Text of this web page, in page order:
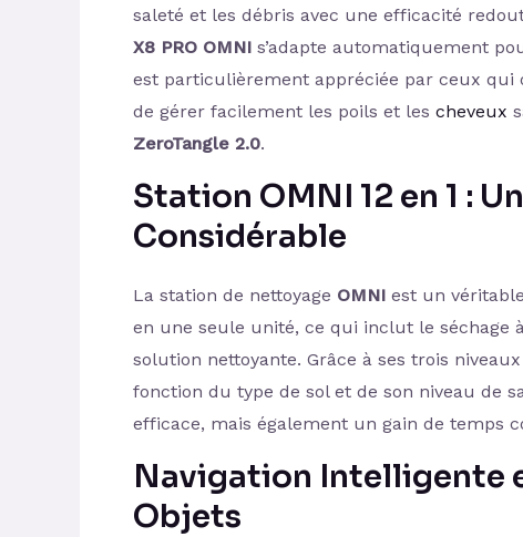
saleté et les débris avec une efficacité
X8 PRO OMNI s’adapte automatiquement
est particulièrement appréciée par ceux
de gérer facilement les poils et les cheveux
ZeroTangle 2.0.
Station OMNI 12 en 1 :
Considérable
La station de nettoyage OMNI est un
en une seule unité, ce qui inclut le séchage
solution nettoyante. Grâce à ses trois
fonction du type de sol et de son niveau de
efficace, mais également un gain de temps
Navigation Intelligente
Objets